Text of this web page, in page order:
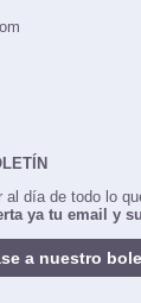
al día de todo lo
ya tu email y
a nuestro